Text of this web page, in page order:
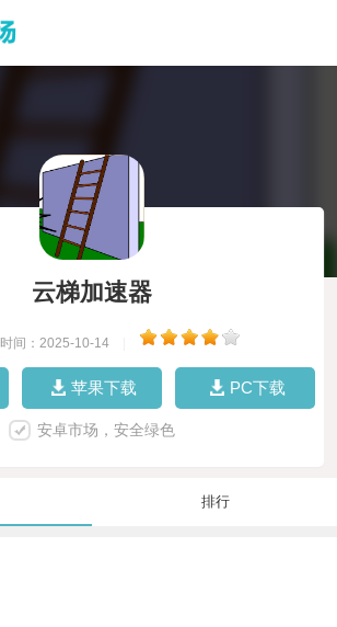
云梯加速器
时间：2025-10-14
苹果下载 PC下载
安卓市场，安全绿色
排行